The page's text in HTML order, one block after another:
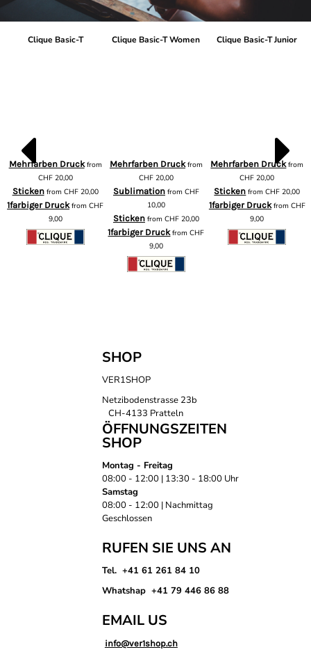
Clique Basic-T
Mehrfarben Druckfrom
CHF20,00
Stickenfrom CHF20,00
1farbiger DruckfromCHF
9,00
Clique Basic-T Women
Mehrfarben Druckfrom
CHF20,00
Sublimationfrom CHF
10,00
Stickenfrom CHF20,00
1farbiger DruckfromCHF
9,00
Clique Basic-T Junior
Mehrfarben Druckfrom
CHF 20,00
Sticken fromCHF 20,00
1farbiger Druckfrom CHF
9,00
SHOP
VER1SHOP
Netzibodenstrasse 23b
CH-4133 Pratteln
ÖFFNUNGSZEITEN
SHOP
Montag - Freitag
08:00 - 12:00 | 13:30 - 18:00 Uhr
Samstag
08:00 - 12:00 | Nachmittag
Geschlossen
RUFEN SIE UNS AN
Tel. +41 61 261 84 10
Whatshap +41 79 446 86 88
EMAIL US
info@ver1shop.ch